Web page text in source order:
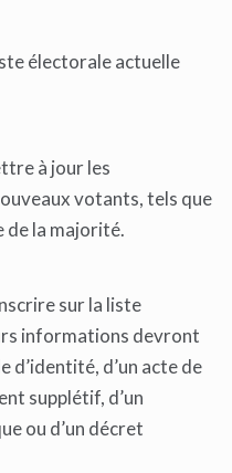
électorale actuelle
à jour les
votants, tels que
de la majorité.
sur la liste
informations devront
d’identité, d’un acte de
supplétif, d’un
ou d’un décret